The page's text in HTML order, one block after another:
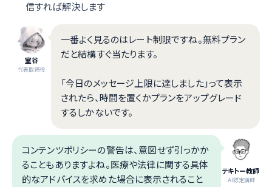
信すれば解決します
室谷
代表取締役
一番よく見るのはレート制限ですね。無料プラン
だと結構すぐ当たります。
「今日のメッセージ上限に達しました」って表示
されたら、時間を置くかプランをアップグレード
するしかないです。
テキトー教師
.AI認定講師
コンテンツポリシーの警告は、意図せず引っかか
ることもありますよね。医療や法律に関する具体
的なアドバイスを求めた場合に表示されること